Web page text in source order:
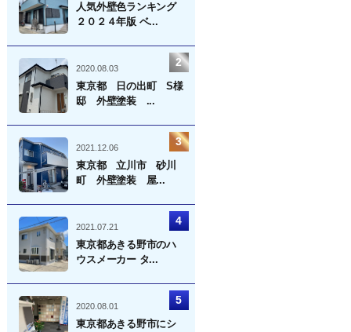
人気外壁色ランキング
２０２４年版 ベ...
2020.08.03
東京都 日の出町 S様
邸 外壁塗装 ...
2021.12.06
東京都 立川市 砂川
町 外壁塗装 屋...
2021.07.21
東京都あきる野市のハ
ウスメーカー タ...
2020.08.01
東京都あきる野市にシ